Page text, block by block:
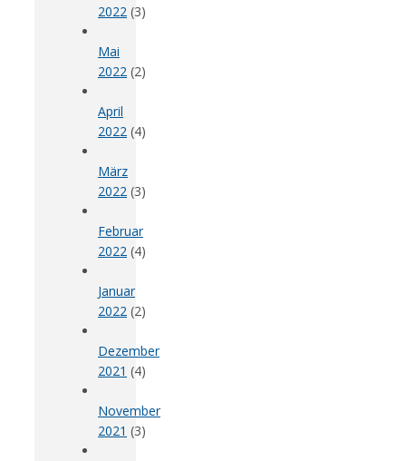
2022 (3)
Mai
2022 (2)
April
2022 (4)
März
2022 (3)
Februar
2022 (4)
Januar
2022 (2)
Dezember
2021 (4)
November
2021 (3)